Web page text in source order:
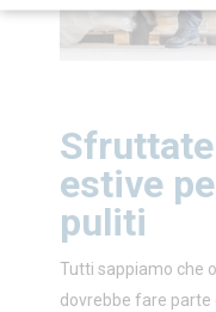
estive
puliti
Tutti sappiamo che
dovrebbe fare parte